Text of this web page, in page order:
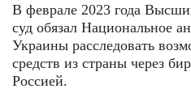
В феврале 2023 года
суд обязал Национальное
Украины расследовать
средств из страны через
Россией.